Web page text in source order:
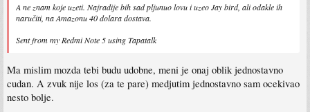
A ne znam koje uzeti. Najradije bih sad pljunuo lovu i uzeo Jay bird, ali odakle ih
naručiti, na Amazonu 40 dolara dostava.
Sent from my Redmi Note 5 using Tapatalk
Ma mislim mozda tebi budu udobne, meni je onaj oblik jednostavno
cudan. A zvuk nije los (za te pare) medjutim jednostavno sam ocekivao
nesto bolje.